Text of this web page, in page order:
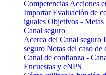
Competencias Acciones
Importar Evaluación de
iguales Objetivos - Metas
Canal seguro
Acerca del Canal seguro
seguro Notas del caso de
Canal de confianza -
Encuestas y eNPS